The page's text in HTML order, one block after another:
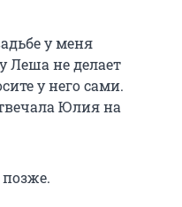
у меня
Леша не делает
у него сами.
Юлия на